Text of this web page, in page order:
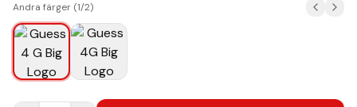
Andra färger (1/2)